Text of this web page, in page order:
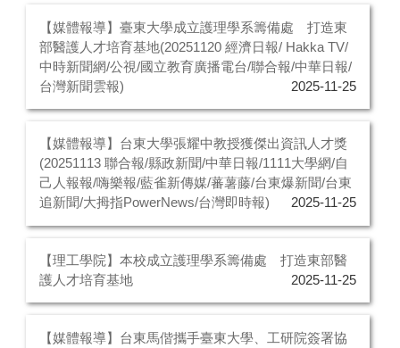
【媒體報導】臺東大學成立護理學系籌備處 打造東
部醫護人才培育基地(20251120 經濟日報/ Hakka TV/
中時新聞網/公視/國立教育廣播電台/聯合報/中華日報/
台灣新聞雲報)
2025-11-25
【媒體報導】台東大學張耀中教授獲傑出資訊人才獎
(20251113 聯合報/縣政新聞/中華日報/1111大學網/自
己人報報/嗨樂報/藍雀新傳媒/蕃薯藤/台東爆新聞/台東
追新聞/大拇指PowerNews/台灣即時報)
2025-11-25
【理工學院】本校成立護理學系籌備處 打造東部醫
護人才培育基地
2025-11-25
【媒體報導】台東馬偕攜手臺東大學、工研院簽署協